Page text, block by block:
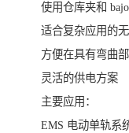
使用仓库夹和
适合复杂应用的
方便在具有弯曲
灵活的供电方案
主要应用：
EMS 电动单轨系